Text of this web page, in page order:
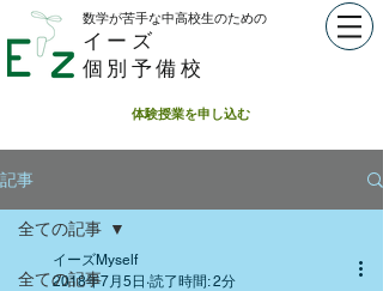
数学が苦手な中高校生のための​
イーズ
個別予備校
体験授業を申し込む
記事
全ての記事
全ての記事
イーズMyself
2018年7月5日 読了時間: 2分